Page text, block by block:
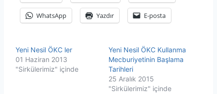
WhatsApp Yazdır E-posta
Yeni Nesil ÖKC ler
01 Haziran 2013
"Sirkülerimiz" içinde
Yeni Nesil ÖKC Kullanma
Mecburiyetinin Başlama
Tarihleri
25 Aralık 2015
"Sirkülerimiz" içinde